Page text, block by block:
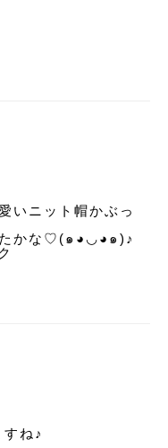
いニット帽かぶっ
たかな♡(๑◕◡◕๑)♪
ね♪